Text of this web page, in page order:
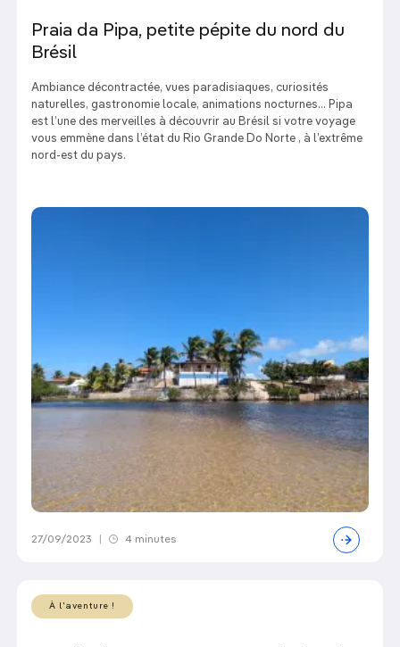
Praia da Pipa, petite pépite du nord du
Brésil
Ambiance décontractée, vues paradisiaques, curiosités
naturelles, gastronomie locale, animations nocturnes… Pipa
est l’une des merveilles à découvrir au Brésil si votre voyage
vous emmène dans l’état du Rio Grande Do Norte , à l’extrême
nord-est du pays.
27/09/2023 4 minutes
À l'aventure !